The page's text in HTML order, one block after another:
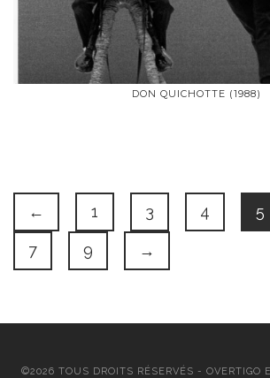
DON QUICHOTTE (1988)
← 1 3 4 5
7 9 →
©2026 TOUS DROITS RÉSERVÉS - OVERTIGO